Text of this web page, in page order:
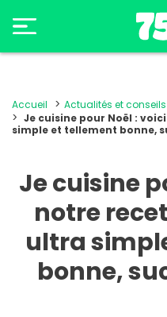
Accueil Actualités et
Je cuisine pour Noël :
simple et tellement bonne,
Je cuisine
notre
ultra
bonne,